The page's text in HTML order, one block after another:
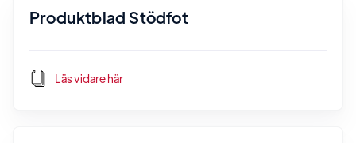
Produktblad Stödfot
Läs vidare här